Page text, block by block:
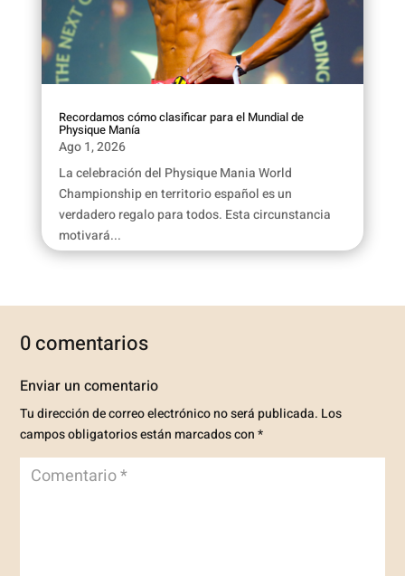
Recordamos cómo clasificar para el Mundial de
Physique Manía
Ago 1, 2026
La celebración del Physique Mania World
Championship en territorio español es un
verdadero regalo para todos. Esta circunstancia
motivará...
0 comentarios
Enviar un comentario
Tu dirección de correo electrónico no será publicada. Los
campos obligatorios están marcados con*